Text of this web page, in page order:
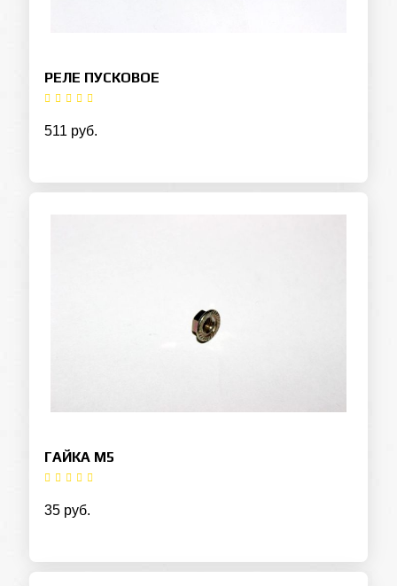
РЕЛЕ ПУСКОВОЕ
511 руб.
ГАЙКА М5
35 руб.